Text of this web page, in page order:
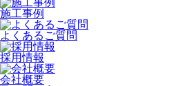
施工事例
よくあるご質問
採用情報
会社概要